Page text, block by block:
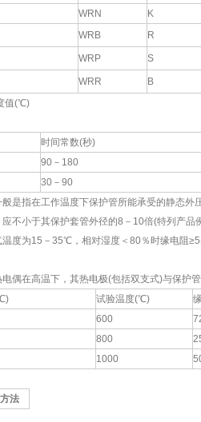
WRN K
WRB R
WRP S
WRR B
值(℃)
时间常数(秒)
90－180
30－90
是指在工作温度下保护管所能承受的静态外压
不小于其保护套管外径的8－10倍(特列产品
度为15－35℃，相对湿度＜80％时缘电阻
偶在高温下，其热电极(包括双支式)与保护
试验温度(℃)
600
800
1000
方法